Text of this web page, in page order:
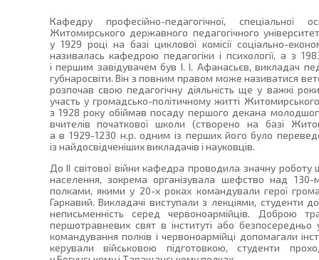
Кафедру професійно-педагогічної, спеціальної
Житомирського державного педагогічного
у 1929 році на базі циклової комісії соціально-
називалась кафедрою педагогіки і психології, а з
і першим завідувачем був І. І. Афанасьєв, викладач
губнаросвіти. Він з повним правом може називатися
розпочав свою педагогічну діяльність ще у важкі
участь у громадсько-політичному житті
з 1928 року обіймав посаду першого декана
вчителів початкової школи (створено на базі
а в 1929-1230 н.р. одним із перших його було
із найдосвідченіших викладачів і науковців.
До ІІ світової війни кафедра проводила значну роботу
населення, зокрема організувала шефство над
полками, якими у 20-х роках командували герої
Гаркавий. Викладачі виступали з лекціями, студенти
неписьменність серед червоноармійців. Доброю
першотравневих свят в інституті або
командування полків і червоноармійці допомагали
керували військовою підготовкою, студенти